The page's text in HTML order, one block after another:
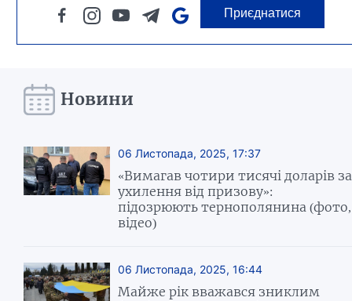
Приєднатися
Новини
06 Листопада, 2025, 17:37
«Вимагав чотири тисячі доларів за
ухилення від призову»:
підозрюють тернополянина (фото,
відео)
06 Листопада, 2025, 16:44
Майже рік вважався зниклим